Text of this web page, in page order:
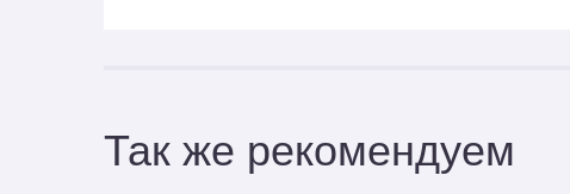
Так же рекомендуем